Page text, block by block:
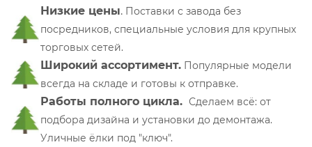
Низкие цены. Поставки с завода без
посредников, специальные условия для крупных
торговых сетей.
Широкий ассортимент. Популярные модели
всегда на складе и готовы к отправке.
Работы полного цикла. Сделаем всё: от
подбора дизайна и установки до демонтажа.
Уличные ёлки под "ключ".